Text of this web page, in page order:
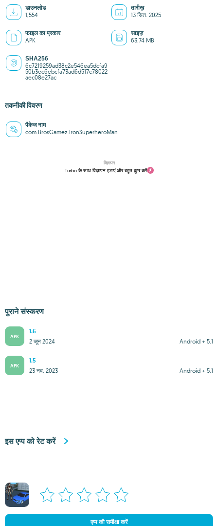
डाउनलोड
1,554
तारीख़
13 सित. 2025
फाइल का प्रकार
APK
साइज़
63.74 MB
SHA256
6c7219259ad38c2e546ea5dcfa9
50b3ec6ebcfa73ad6d517c78022
aec08e27ac
तकनीकी विवरण
पैकेज नाम
com.BrosGamez.IronSuperheroMan
विज्ञापन
Turbo के साथ विज्ञापन हटाएं और बहुत कुछ करें
पुराने संस्करण
APK
1.6
Android + 5.1
2 जून 2024
APK
1.5
Android + 5.1
23 नव. 2023
इस एप्प को रेट करें
एप्प की समीक्षा करें